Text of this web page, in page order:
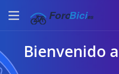
Bienvenido